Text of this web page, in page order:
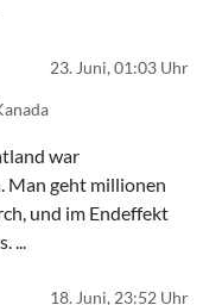
23. Juni, 01:03 Uhr
war
Man geht millionen
und im Endeffekt
...
18. Juni, 23:52 Uhr